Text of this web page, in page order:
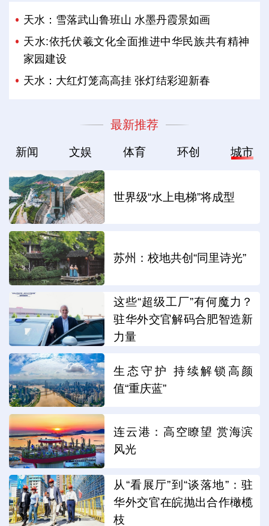
天水：雪落武山鲁班山 水墨丹霞景如画
天水:依托伏羲文化全面推进中华民族共有精神
家园建设
天水：大红灯笼高高挂 张灯结彩迎新春
最新推荐
新闻 文娱 体育 环创 城市
世界级“水上电梯”将成型
苏州：校地共创“同里诗光”
这些“超级工厂”有何魔力？
驻华外交官解码合肥智造新
力量
生态守护 持续解锁高颜
值“重庆蓝”
连云港：高空瞭望 赏海滨
风光
从“看展厅”到“谈落地”：驻
华外交官在皖抛出合作橄榄
枝